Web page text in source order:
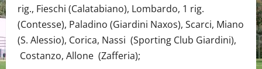
rig., Fieschi (Calatabiano), Lombardo, 1 rig.
(Contesse), Paladino (Giardini Naxos), Scarci, Miano
(S. Alessio), Corica, Nassi (Sporting Club Giardini),
Costanzo, Allone (Zafferia);